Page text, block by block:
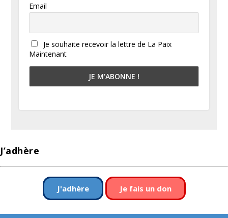
Email
Je souhaite recevoir la lettre de La Paix
Maintenant
J’adhère
J'adhère Je fais un don